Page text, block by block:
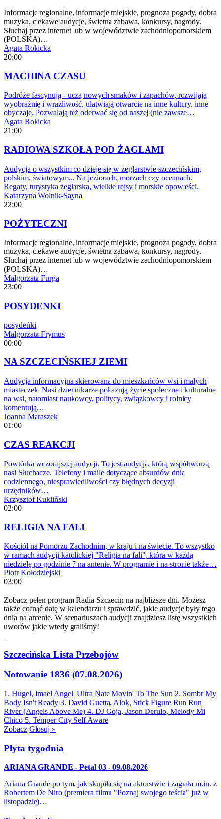
Informacje regionalne, informacje miejskie, prognoza pogody, dobra
muzyka, ciekawe audycje, świetna zabawa, konkursy, nagrody.
Słuchaj przez internet lub w województwie zachodniopomorskiem
(POLSKA)…
Agata Rokicka
20:00
MACHINA CZASU
Podróże fascynują - uczą nowych smaków i zapachów, rozwijają
wyobraźnię i wrażliwość, ułatwiają otwarcie na inne kultury, inne
obyczaje. Pozwalają też oderwać się od naszej (nie zawsze…
Agata Rokicka
21:00
RADIOWA SZKOŁA POD ŻAGLAMI
Audycja o wszystkim co dzieje się w żeglarstwie szczecińskim,
polskim, światowym... Na jeziorach, morzach czy oceanach.
Regaty, turystyka żeglarska, wielkie rejsy i morskie opowieści.
Katarzyna Wolnik-Sayna
22:00
POŻYTECZNI
Informacje regionalne, informacje miejskie, prognoza pogody, dobra
muzyka, ciekawe audycje, świetna zabawa, konkursy, nagrody.
Słuchaj przez internet lub w województwie zachodniopomorskiem
(POLSKA)…
Małgorzata Furga
23:00
POSYDENKI
posydeńki
Małgorzata Frymus
00:00
NA SZCZECIŃSKIEJ ZIEMI
Audycja informacyjna skierowana do mieszkańców wsi i małych
miasteczek. Nasi dziennikarze pokazują życie społeczne i kulturalne
na wsi, natomiast naukowcy, politycy, związkowcy i rolnicy
komentują…
Joanna Maraszek
01:00
CZAS REAKCJI
Powtórka wczorajszej audycji. To jest audycja, którą współtworzą
nasi Słuchacze. Telefony i maile dotyczące absurdów dnia
codziennego, niesprawiedliwości czy błędnych decyzji
urzędników…
Krzysztof Kukliński
02:00
RELIGIA NA FALI
Kościół na Pomorzu Zachodnim, w kraju i na świecie. To wszystko
w ramach audycji katolickiej "Religia na fali", która w każdą
niedzielę po godzinie 7 na antenie. W programie i na stronie także…
Piotr Kołodziejski
03:00
Zobacz pełen program Radia Szczecin na najbliższe dni. Możesz
także cofnąć datę w kalendarzu i sprawdzić, jakie audycje były tego
dnia na antenie. W scenariuszach audycji znajdziesz listę wszystkich
uworów jakie wtedy graliśmy!
Szczecińska Lista Przebojów
Notowanie 1836 (07.08.2026)
1. Hugel, Imael Angel, Ultra Nate Movin' To The Sun 2. Sombr My
Body Isn't Ready 3. David Guetta, Alok, Stick Figure Run Run
River (Angels Above Me) 4. DJ Goja, Jason Derulo, Melody Mi
Chico 5. Temper City Self Aware
Zobacz Głosuj »
Płyta tygodnia
ARIANA GRANDE - Petal 03 - 09.08.2026
Ariana Grande po tym, jak skupiła się na aktorstwie i zagrała m.in. z
Robertem De Niro (premiera filmu "Poznaj swojego teścia" już w
listopadzie)…